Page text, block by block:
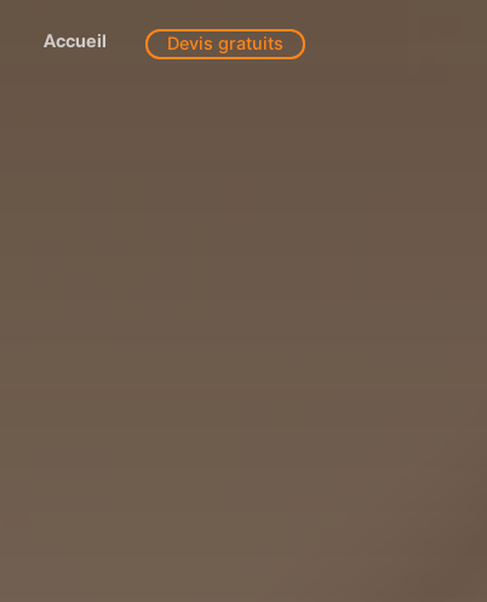
Accueil Devis gratuits